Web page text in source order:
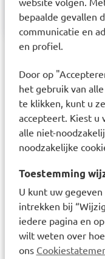
bepaalde gevallen
communicatie en
en profiel.
Door op
het gebruik van
te klikken, kunt u
accepteert. Kiest u
alle niet-
noodzakelijke
Toestemming
U kunt uw
intrekken bij
iedere pagina en
wilt weten over
ons
en voorkom
Hansaplast
2m x 6cm 1
Betadine
30ml
Voor dit product
één werkdag extra
levertijd
Prijs: € 6,99
€6,99